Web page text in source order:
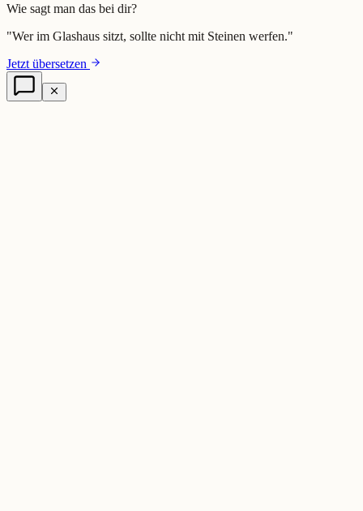
Wie sagt man das bei dir?
"Wer im Glashaus sitzt, sollte nicht mit Steinen werfen."
Jetzt übersetzen